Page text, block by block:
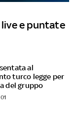
live e puntate
al
turco legge per
del gruppo